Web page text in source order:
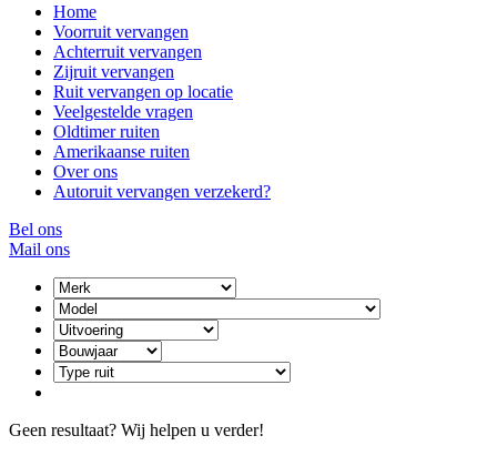
Home
Voorruit vervangen
Achterruit vervangen
Zijruit vervangen
Ruit vervangen op locatie
Veelgestelde vragen
Oldtimer ruiten
Amerikaanse ruiten
Over ons
Autoruit vervangen verzekerd?
Bel ons
Mail ons
Geen resultaat? Wij helpen u verder!